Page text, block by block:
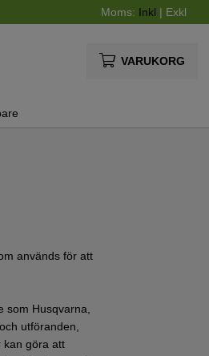
Moms: Inkl | Exkl
VARUKORG
används för att
som Husqvarna,
utföranden,
kan göra att